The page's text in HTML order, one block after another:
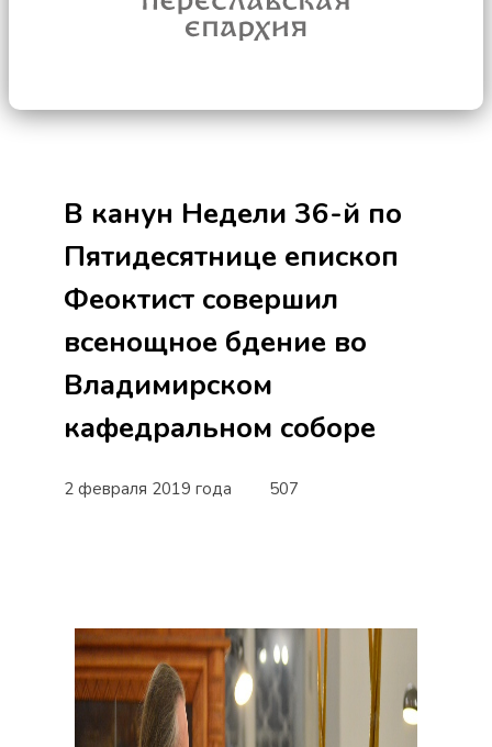
В канун Недели 36-й по
Пятидесятнице епископ
Феоктист совершил
всенощное бдение во
Владимирском
кафедральном соборе
2 февраля 2019 года 507